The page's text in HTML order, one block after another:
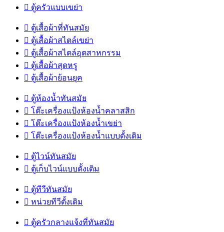
 ตู้ครัวแบบเขย่า
 ตู้เสื้อผ้าที่ทันสมัย
 ตู้เสื้อผ้าสไตล์เขย่า
 ตู้เสื้อผ้าสไตล์อุตสาหกรรม
 ตู้เสื้อผ้าสุดหรู
 ตู้เสื้อผ้าย้อนยุค
 ตู้ห้องน้ำทันสมัย
 โต๊ะเครื่องแป้งห้องน้ำคลาสสิก
 โต๊ะเครื่องแป้งห้องน้ำเขย่า
 โต๊ะเครื่องแป้งห้องน้ำแบบดั้งเดิม
 ตู้ไวน์ทันสมัย
 ตู้เก็บไวน์แบบดั้งเดิม
 ตู้ทีวีทันสมัย
 หน่วยทีวีดั้งเดิม
 ตู้ครัวกลางแจ้งที่ทันสมัย